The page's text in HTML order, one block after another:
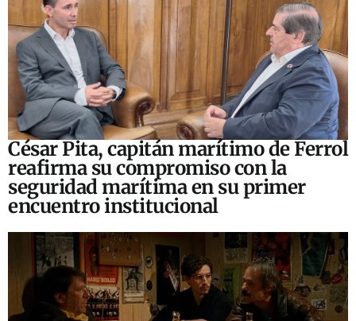
César Pita, capitán marítimo de Ferrol
reafirma su compromiso con la
seguridad marítima en su primer
encuentro institucional